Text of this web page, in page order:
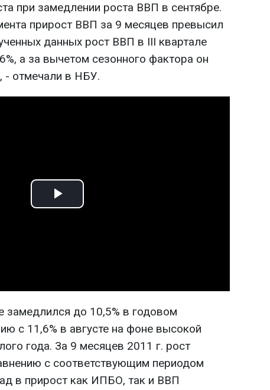
при замедлении роста ВВП в сентябре.
прирост ВВП за 9 месяцев превысил
данных рост ВВП в III квартале
а за вычетом сезонного фактора он
- отмечали в НБУ.
Play
замедлился до 10,5% в годовом
с 11,6% в августе на фоне высокой
года. За 9 месяцев 2011 г. рост
с соответствующим периодом
в прирост как ИПБО, так и ВВП